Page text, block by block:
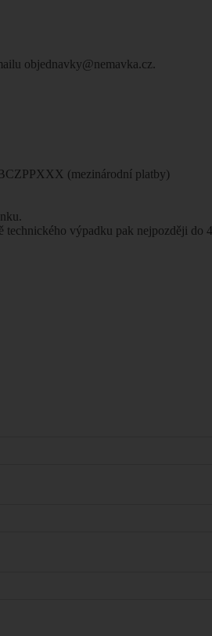
objednavky@nemavka.cz.
(mezinárodní platby)
technického výpadku pak nejpozději do